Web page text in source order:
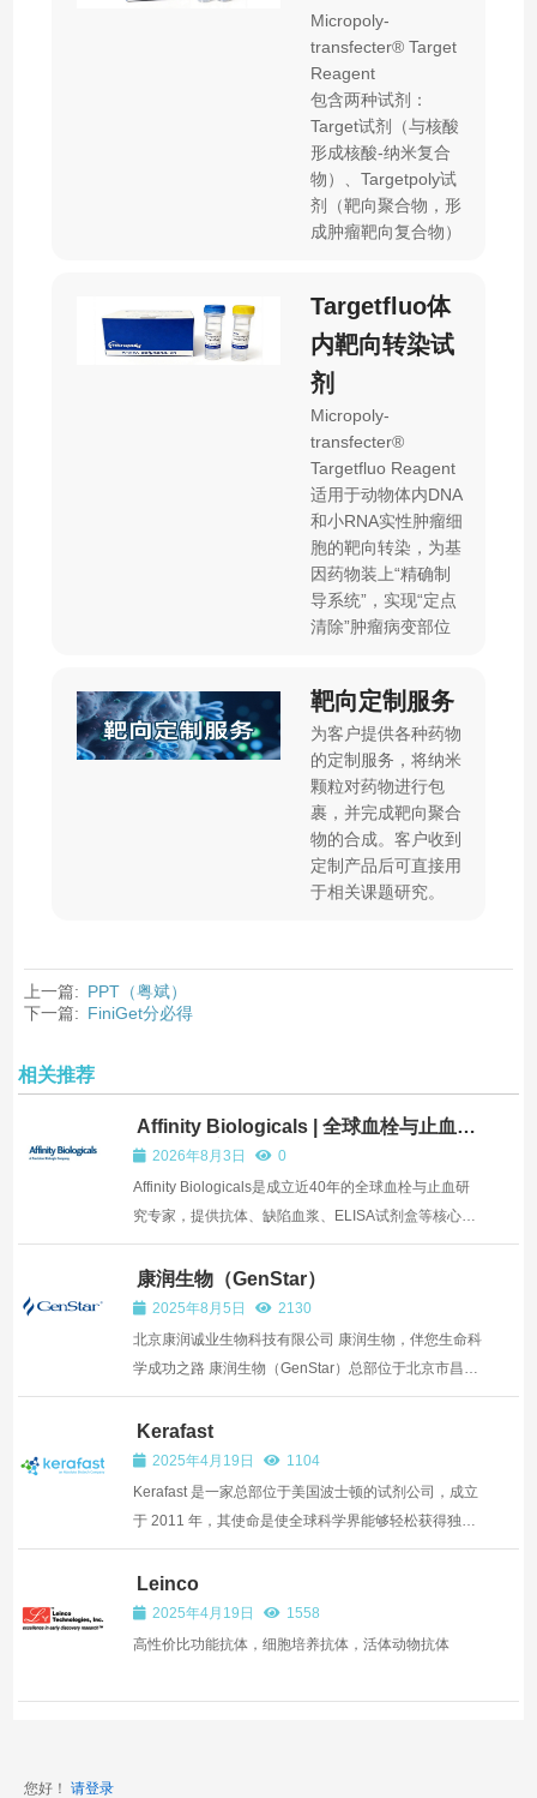
Micropoly-
transfecter® Target
Reagent
包含两种试剂：
Target试剂（与核酸
形成核酸-纳米复合
物）、Targetpoly试
剂（靶向聚合物，形
成肿瘤靶向复合物）
Targetfluo体
内靶向转染试
剂
Micropoly-
transfecter®
Targetfluo Reagent
适用于动物体内DNA
和小RNA实性肿瘤细
胞的靶向转染，为基
因药物装上“精确制
导系统”，实现“定点
清除”肿瘤病变部位
靶向定制服务
为客户提供各种药物
的定制服务，将纳米
颗粒对药物进行包
裹，并完成靶向聚合
物的合成。客户收到
定制产品后可直接用
于相关课题研究。
上一篇: PPT（粤斌）
下一篇: FiniGet分必得
相关推荐
Affinity Biologicals | 全球血栓与止血产
品研究专家
2026年8月3日
0
Affinity Biologicals是成立近40年的全球血栓与止血研
究专家，提供抗体、缺陷血浆、ELISA试剂盒等核心产
品，并通过ISO 13485认证。其Factor XI抗原检测试剂
盒采用双抗体...
康润生物（GenStar）
2025年8月5日
2130
北京康润诚业生物科技有限公司 康润生物，伴您生命科
学成功之路 康润生物（GenStar）总部位于北京市昌平
区中关村生命科学园。公司自成立以来，历经十余年持
续发展，先后成立广州、上海、南京、天津、深圳办事
处，在北京已建设了1200平米研发中心，于江苏太仓
建立起30...
Kerafast
2025年4月19日
1104
Kerafast 是一家总部位于美国波士顿的试剂公司，成立
于 2011 年，其使命是使全球科学界能够轻松获得独特
的实验室制造的研究工具。以下是其详细介绍：
Leinco
2025年4月19日
1558
高性价比功能抗体，细胞培养抗体，活体动物抗体
您好！ 请登录